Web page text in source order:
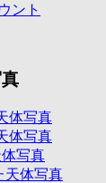
ント
体写真
体写真
写真
天体写真